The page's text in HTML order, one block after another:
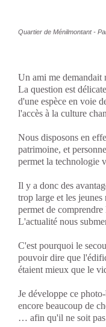
Quartier de Ménilmontant -
Un ami me demandait
La question est
d'une espèce en voie
l'accès à la culture
Nous disposons en
patrimoine, et
permet la technologie
Il y a donc des
trop large et les
permet de
L'actualité nous
C'est pourquoi le
pouvoir dire que
étaient mieux que le
Je développe ce
encore beaucoup de
… afin qu'il ne soit pas